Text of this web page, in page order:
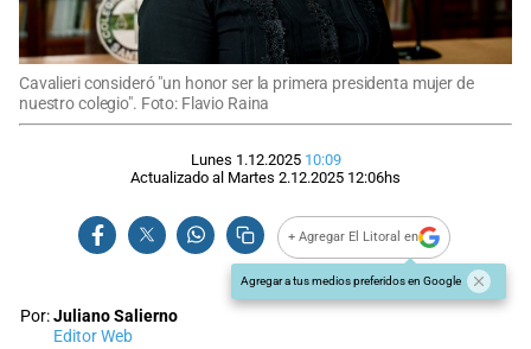
Cavalieri consideró "un honor ser la primera presidenta mujer de
nuestro colegio". Foto: Flavio Raina
Lunes 1.12.2025 10:09
Actualizado al Martes 2.12.2025 12:06hs
+ Agregar El Litoral en
Agregar a tus medios preferidos en Google
Por:Juliano Salierno
Editor Web